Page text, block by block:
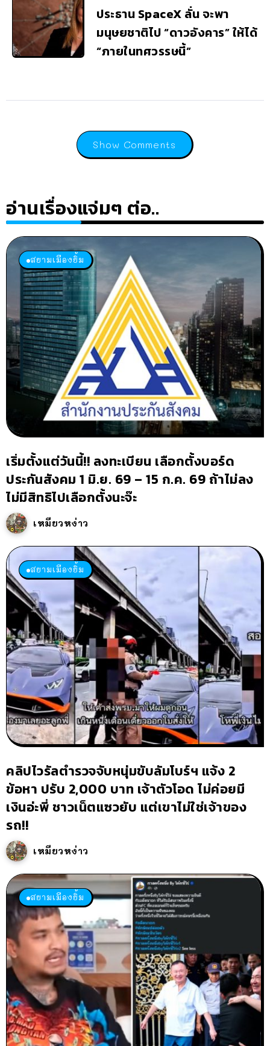
ประธาน SpaceX ลั่น จะพา
มนุษยชาติไป “ดาวอังคาร” ให้ได้
“ภายในทศวรรษนี้”
Show Comments
อ่านเรื่องแจ่มๆ ต่อ..
สยามเมืองยิ้ม
เริ่มตั้งแต่วันนี้!! ลงทะเบียน เลือกตั้งบอร์ด
ประกันสังคม 1 มิ.ย. 69 – 15 ก.ค. 69 ถ้าไม่ลง
ไม่มีสิทธิไปเลือกตั้งนะจ๊ะ
เหมียวหง่าว
สยามเมืองยิ้ม
คลิปไวรัลตำรวจจับหนุ่มขับลัมโบร์ฯ แจ้ง 2
ข้อหา ปรับ 2,000 บาท เจ้าตัวโอด ไม่ค่อยมี
เงินอ่ะพี่ ชาวเน็ตแซวยับ แต่เขาไม่ใช่เจ้าของ
รถ!!
เหมียวหง่าว
สยามเมืองยิ้ม